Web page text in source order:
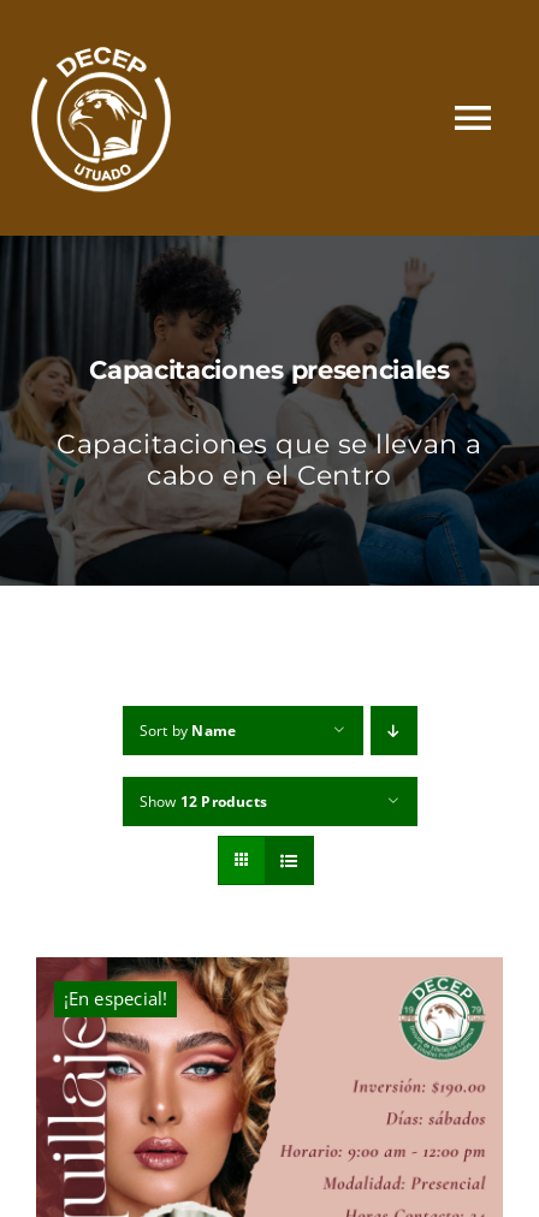
content
SOMOS
MATRÍCULA Y PAGOS
CONTACTO
MI CUENTA
Capacitaciones presenciales
Capacitaciones que se llevan a
cabo en el Centro
Sort by Name
Show 12 Products
¡En especial!